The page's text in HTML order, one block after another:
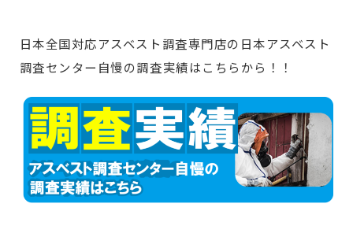
日本全国対応アスベスト調査専門店の日本アスベスト
調査センター自慢の調査実績はこちらから！！